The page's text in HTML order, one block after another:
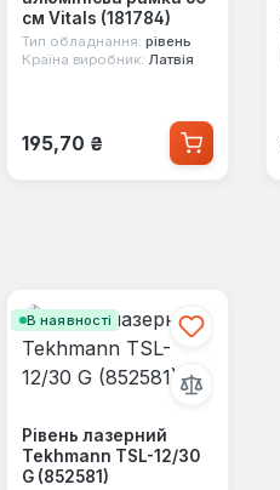
см Vitals (181784)
Тип обладнання: рівень
Країна виробник: Латвія
Звичайна ціна:
195,70 ₴
В наявності
Рівень лазерний
Tekhmann TSL-12/30
G (852581)